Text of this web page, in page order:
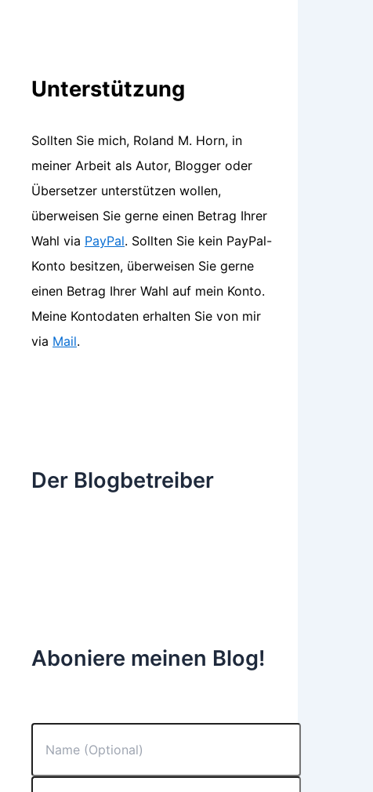
Unterstützung
Sollten Sie mich, Roland M. Horn, in
meiner Arbeit als Autor, Blogger oder
Übersetzer unterstützen wollen,
überweisen Sie gerne einen Betrag Ihrer
Wahl via PayPal. Sollten Sie kein PayPal-
Konto besitzen, überweisen Sie gerne
einen Betrag Ihrer Wahl auf mein Konto.
Meine Kontodaten erhalten Sie von mir
via Mail.
Der Blogbetreiber
Aboniere meinen Blog!